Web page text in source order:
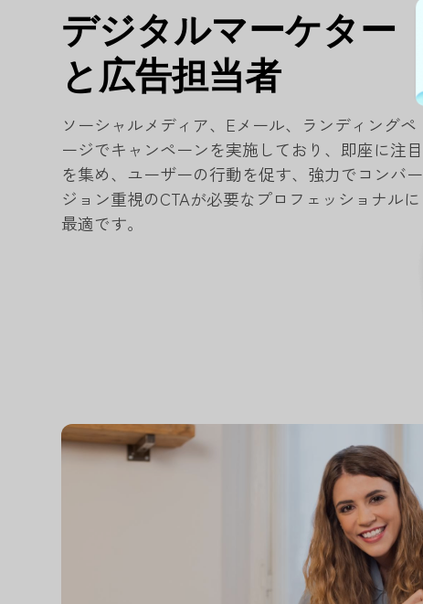
デジタルマーケター
と広告担当者
ソーシャルメディア、Eメール、ランディングペ
ージでキャンペーンを実施しており、即座に注目
を集め、ユーザーの行動を促す、強力でコンバー
ジョン重視のCTAが必要なプロフェッショナルに
最適です。